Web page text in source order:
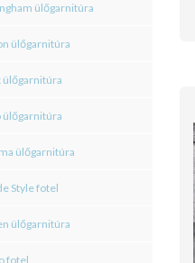
ülőgarnitúra
ülőgarnitúra
ülőgarnitúra
ülőgarnitúra
ülőgarnitúra
Style fotel
ülőgarnitúra
fotel